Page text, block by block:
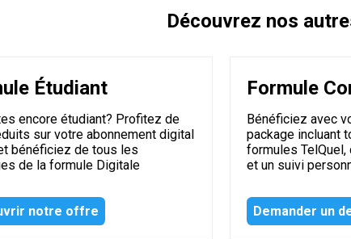
Découvrez nos
Étudiant
encore étudiant? Profitez de
sur votre abonnement digital
bénéficiez de tous les
de la formule Digitale
notre offre
Formule
Bénéficiez avec
package incluant
formules
et un suivi
Demander un